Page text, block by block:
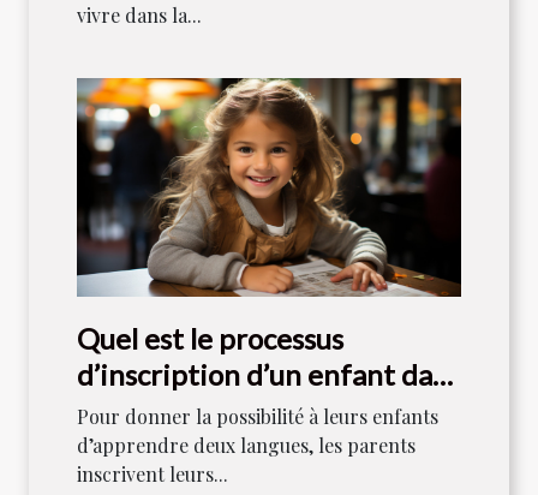
vivre dans la...
Quel est le processus
d’inscription d’un enfant dans
un collège bilingue à Lyon ?
Pour donner la possibilité à leurs enfants
d’apprendre deux langues, les parents
inscrivent leurs...